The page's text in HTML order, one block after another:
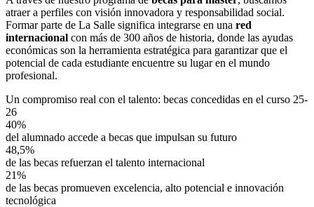
atraer a perfiles con visión innovadora y responsabilidad social.
Formar parte de La Salle significa integrarse en una red
internacional con más de 300 años de historia, donde las ayudas
económicas son la herramienta estratégica para garantizar que el
potencial de cada estudiante encuentre su lugar en el mundo
profesional.
Un compromiso real con el talento: becas concedidas en el curso 25-
26
40%
del alumnado accede a becas que impulsan su futuro
48,5%
de las becas refuerzan el talento internacional
21%
de las becas promueven excelencia, alto potencial e innovación
tecnológica